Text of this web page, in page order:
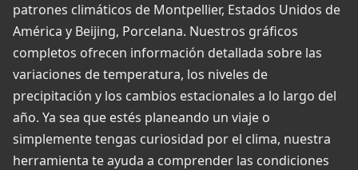
patrones climáticos de Montpellier, Estados Unidos de
América y Beijing, Porcelana. Nuestros gráficos
completos ofrecen información detallada sobre las
variaciones de temperatura, los niveles de
precipitación y los cambios estacionales a lo largo del
año. Ya sea que estés planeando un viaje o
simplemente tengas curiosidad por el clima, nuestra
herramienta te ayuda a comprender las condiciones